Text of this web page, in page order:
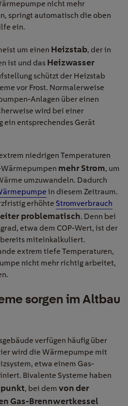
nicht mehr
springt automatisch die oben
ein.
um einen Heizstab, der in
ist und das Heizwasser
schützt der Heizstab
vor Frost. Normalerweise
Anlagen über einen
wird bei einer
ein entsprechendes Gerät
niedrigen Temperaturen
mehr Strom, um
umzuwandeln. Dadurch
in diesem Zeitraum.
erhöhte Stromverbrauch
problematisch. Denn bei
etwa dem COP-Wert, ist der
bereits miteinkalkuliert.
extrem tiefe Temperaturen,
nicht mehr richtig arbeitet,
sorgen im Altbau
verfügen häufig über
wird die Wärmepumpe mit
etwa einem Gas-
Bivalente Systeme haben
, bei dem von der
Gas-Brennwertkessel